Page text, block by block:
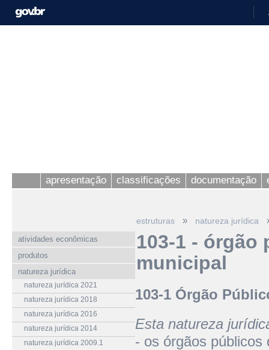
apresentação classificações documentação
atividades econômicas
produtos
natureza jurídica
natureza jurídica 2021
natureza jurídica 2018
natureza jurídica 2016
natureza jurídica 2014
natureza jurídica 2009.1
estruturas » natureza jurídica
103-1 -
municipal
103-1 Órgão
Esta natureza
- os órgãos